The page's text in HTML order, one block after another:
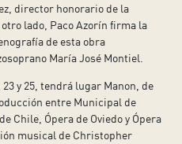
director honorario de la
lado, Paco Azorín firma la
de esta obra
María José Montiel.
y 25, tendrá lugar Manon, de
entre Municipal de
Chile, Ópera de Oviedo y Ópera
musical de Christopher